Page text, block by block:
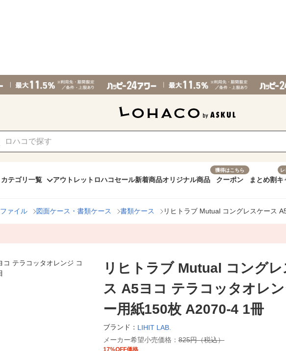
カテゴリ一覧 アウトレット ロハコセール新着商品オリジナル商品
獲得はこちら
クーポン まとめ割キ
ファイル 図面ケース・書類ケース 書類ケース リヒトラブ Mutual コングレスケース
リヒトラブ Mutual コングレ
ス A5ヨコ テラコッタオレ
ー用紙150枚 A2070-4 1冊
ブランド： LIHIT LAB.
メーカー希望小売価格： 825円（税込）
17%OFF価格